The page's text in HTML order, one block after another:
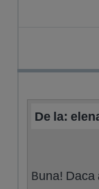
De la:
Buna!